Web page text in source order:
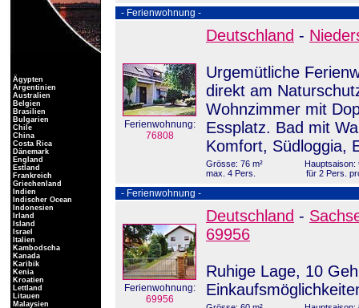
- Ferienwohnung -
Ferienwohnung:
76808
Deutschland -
Urgemütliche
direkt am
Wohnzimmer mit
Essplatz. Bad mit
Komfort, Südloggia,
Grösse: 76 m²
max. 4 Pers.
Hauptsaison:
für 2 Pers.
- Ferienwohnung -
Ferienwohnung:
69956
Deutschland -
69956
Ruhige Lage, 10
Ägypten
Argentinien
Australien
Belgien
Brasilien
Bulgarien
Chile
China
Costa Rica
Dänemark
England
Estland
Frankreich
Griechenland
Indien
Indischer Ocean
Indonesien
Irland
Island
Israel
Italien
Kambodscha
Kanada
Karibik
Kenia
Kroatien
Lettland
Litauen
Malaysien